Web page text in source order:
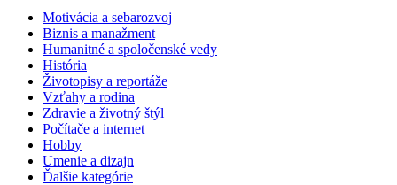
Motivácia a sebarozvoj
Biznis a manažment
Humanitné a spoločenské vedy
História
Životopisy a reportáže
Vzťahy a rodina
Zdravie a životný štýl
Počítače a internet
Hobby
Umenie a dizajn
Ďalšie kategórie